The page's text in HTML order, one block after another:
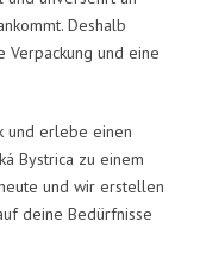
Deshalb
und eine
und erlebe einen
Bystrica zu einem
und wir erstellen
deine Bedürfnisse